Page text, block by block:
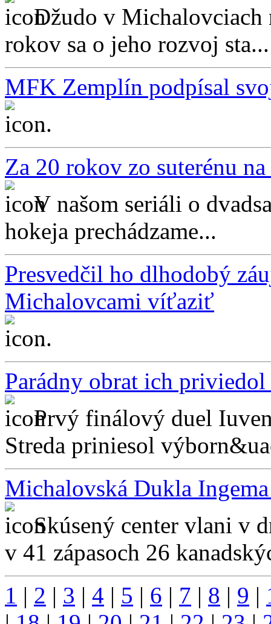
Džudo v Michalovciach
rokov sa o jeho rozvoj sta...
MFK Zemplín podpísal
...
Za 20 rokov zo suterénu
V našom seriáli o
hokeja prechádzame...
Presvedčil ho dlhodobý
Michalovcami víťaziť
...
Parádny obrat ich
Prvý finálový duel
Streda priniesol
Michalovská Dukla
Skúsený center vlani v
v 41 zápasoch 26
1 | 2 | 3 | 4 | 5 | 6 | 7 | 8 | 9 |